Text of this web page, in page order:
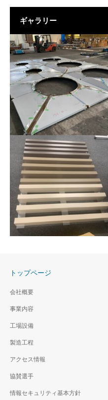
ギャラリー
パネル-工場写真
トップページ
会社概要
事業内容
工場設備
製造工程
アクセス情報
協賛選手
情報セキュリティ基本方針